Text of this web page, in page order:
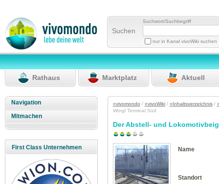
Suchen
Suchwort/Suchbegriff
nur in Kanal vivoWiki suchen
Rathaus Marktplatz Aktuell
Navigation
Mitmachen
First Class Unternehmen
»vivomondo / »vivoWiki/ »Inhaltsverzeichnis/
Wörgl Terminal Süd
Der Abstell- und
Name
Standort